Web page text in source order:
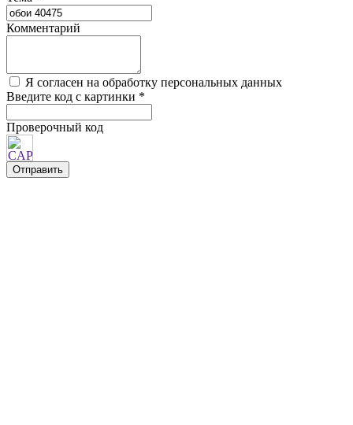
Комментарий
Я согласен на обработку персональных данных
Введите код с картинки *
Проверочный код
Отправить